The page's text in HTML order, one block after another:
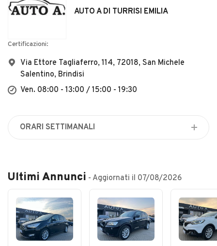
Auto d'epoca
Veicoli Commerciali
Concessionari
AUTO A DI TURRISI EMILIA
Certificazioni:
Via Ettore Tagliaferro, 114, 72018, San Michele
Salentino, Brindisi
Ven. 08:00 - 13:00 / 15:00 - 19:30
ORARI SETTIMANALI
Martedì
08:00 - 13:00 / 15:00 - 19:30
Mercoledì
08:00 - 13:00 / 15:00 - 19:30
Giovedì
08:00 - 13:00 / 15:00 - 19:30
Ultimi Annunci - Aggiornati il 07/08/2026